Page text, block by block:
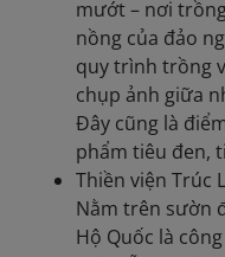
mướt – nơi
nồng của đảo
quy trình trồng
chụp ảnh giữa
Đây cũng là
phẩm tiêu đen,
Thiền viện Trúc
Nằm trên sườn
Hộ Quốc là